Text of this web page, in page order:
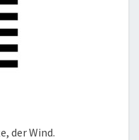
der Wind.